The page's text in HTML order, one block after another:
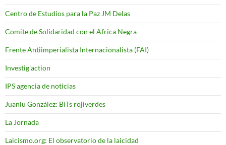
Centro de Estudios para la Paz JM Delas
Comite de Solidaridad con el Africa Negra
Frente Antiimperialista Internacionalista (FAI)
Investig'action
IPS agencia de noticias
Juanlu González: BiTs rojiverdes
La Jornada
Laicismo.org: El observatorio de la laicidad